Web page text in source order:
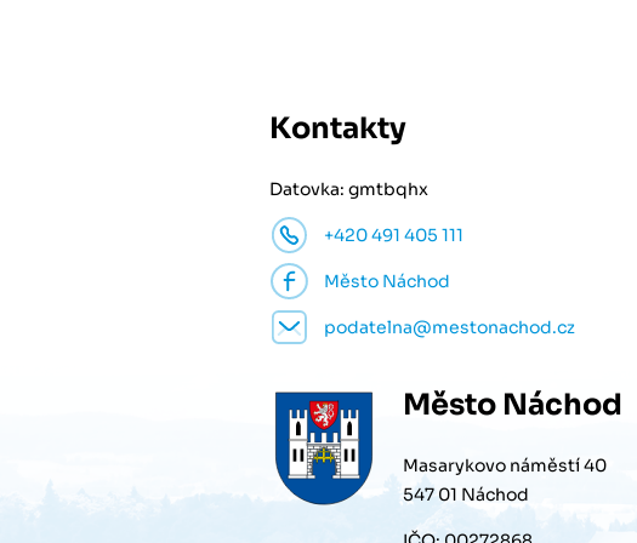
Kontakty
Datovka: gmtbqhx
+420 491 405 111
Město Náchod
podatelna@mestonachod.cz
Město Náchod
Masarykovo náměstí 40
547 01 Náchod